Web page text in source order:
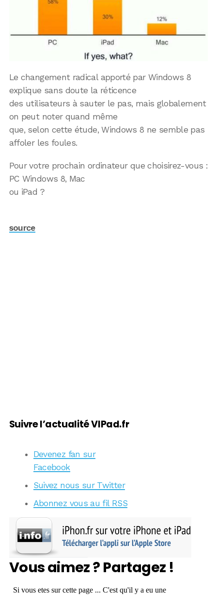
Le changement radical apporté par Windows 8
explique sans doute la réticence
des utilisateurs à sauter le pas, mais globalement
on peut noter quand même
que, selon cette étude, Windows 8 ne semble pas
affoler les foules.
Pour votre prochain ordinateur que choisirez-vous :
PC Windows 8, Mac
ou iPad ?
source
Suivre l’actualité VIPad.fr
Devenez fan sur
Facebook
Suivez nous sur Twitter
Abonnez vous au fil RSS
Vous aimez ? Partagez !